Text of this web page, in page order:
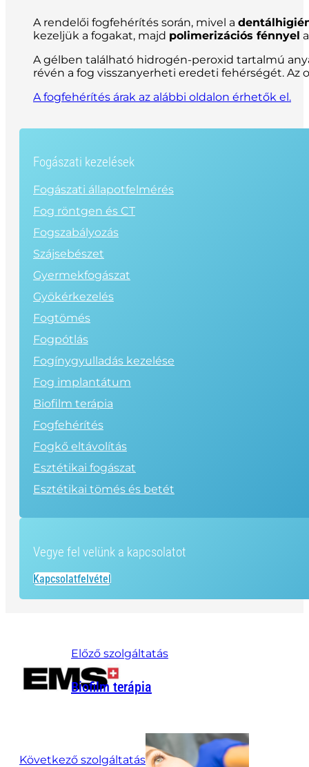
A rendelői fogfehérítés során, mivel a
kezeljük a fogakat, majd polimerizációs fénnyel
A gélben található hidrogén-peroxid tartalmú
révén a fog visszanyerheti eredeti fehérségét.
A fogfehérítés árak az alábbi oldalon érhetők el.
Fogászati kezelések
Fogászati állapotfelmérés
Fog röntgen és CT
Fogszabályozás
Szájsebészet
Gyermekfogászat
Gyökérkezelés
Fogtömés
Fogpótlás
Fogínygyulladás kezelése
Fog implantátum
Biofilm terápia
Fogfehérítés
Fogkő eltávolítás
Esztétikai fogászat
Esztétikai tömés és betét
Vegye fel velünk a kapcsolatot
Kapcsolatfelvétel
Előző szolgáltatás
Biofilm terápia
Következő szolgáltatás